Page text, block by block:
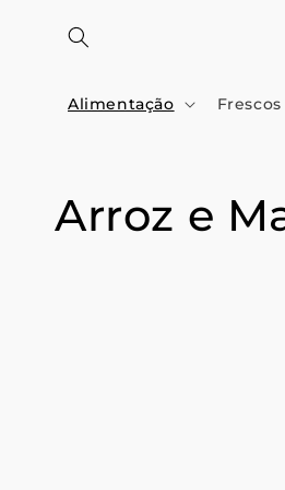
para o
conteúdo
Alimentação Frescos
C
Arroz e